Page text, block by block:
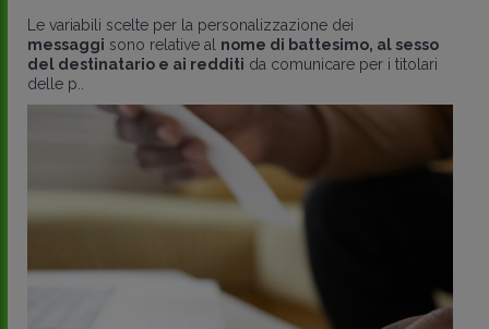
Le variabili scelte per la personalizzazione dei
messaggi sono relative al nome di battesimo, al sesso
del destinatario e ai redditi da comunicare per i titolari
delle p..